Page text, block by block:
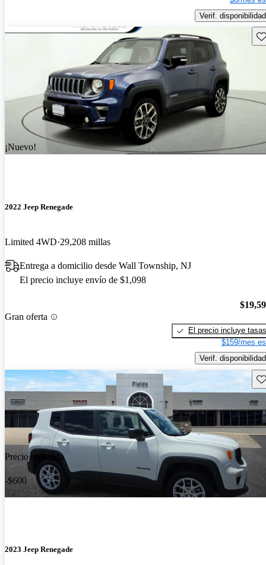
Verif. disponibilidad
¡Nuevo!
2022 Jeep Renegade
Limited 4WD 29,208 millas
Entrega a domicilio desde Wall Township, NJ
El precio incluye envío de $1,098
Gran oferta
El precio incluye tasas
$159/mes
Verif. disponibilidad
Precio reducido
-$600
2023 Jeep Renegade